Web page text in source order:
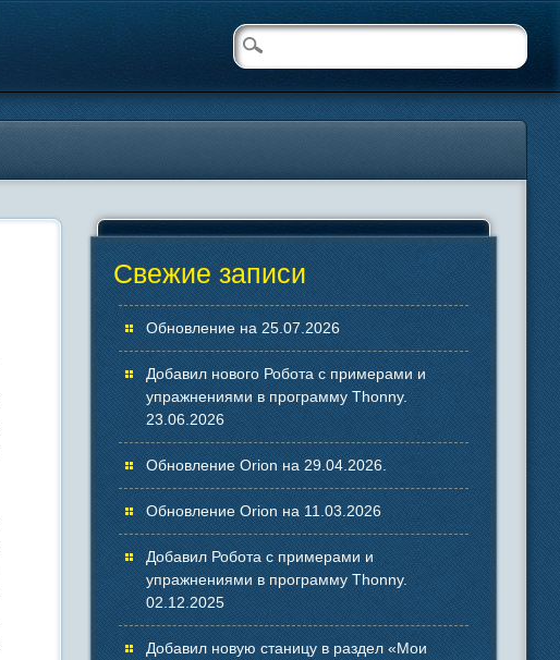
Свежие записи
Обновление на 25.07.2026
Добавил нового Робота с примерами и
упражнениями в программу Thonny.
23.06.2026
Обновление Orion на 29.04.2026.
Обновление Orion на 11.03.2026
Добавил Робота с примерами и
упражнениями в программу Thonny.
02.12.2025
Добавил новую станицу в раздел «Мои